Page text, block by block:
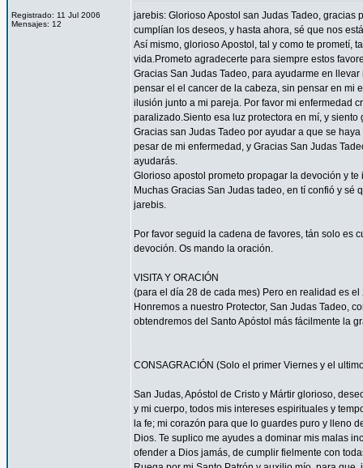
Registrado: 11 Jul 2006
Mensajes: 12
jarebis: Glorioso Apostol san Judas Tadeo,
cumplían los deseos, y hasta ahora, sé que nos
Así mismo, glorioso Apostol, tal y como te prometí,
vida.Prometo agradecerte para siempre estos
Gracias San Judas Tadeo, para ayudarme en
pensar el el cancer de la cabeza, sin pensar en mi
ilusión junto a mi pareja. Por favor mi enfermedad
paralizado.Siento esa luz protectora en mí, y
Gracias san Judas Tadeo por ayudar a que se
pesar de mi enfermedad, y Gracias San Judas
ayudarás.
Glorioso apostol prometo propagar la devoción y
Muchas Gracias San Judas tadeo, en tí confió y sé
jarebis.
Por favor seguid la cadena de favores, tán solo es
devoción. Os mando la oración.
VISITA Y ORACIÓN
(para el día 28 de cada mes) Pero en realidad es
Honremos a nuestro Protector, San Judas Tadeo,
obtendremos del Santo Apóstol más fácilmente la
CONSAGRACIÓN (Solo el primer Viernes y el
San Judas, Apóstol de Cristo y Mártir glorioso,
y mi cuerpo, todos mis intereses espirituales y
la fe; mi corazón para que lo guardes puro y lleno
Dios. Te suplico me ayudes a dominar mis malas
ofender a Dios jamás, de cumplir fielmente con